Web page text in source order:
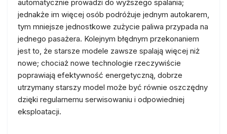
automatycznie prowadzi do wyższego spalania;
jednakże im więcej osób podróżuje jednym autokarem,
tym mniejsze jednostkowe zużycie paliwa przypada na
jednego pasażera. Kolejnym błędnym przekonaniem
jest to, że starsze modele zawsze spalają więcej niż
nowe; chociaż nowe technologie rzeczywiście
poprawiają efektywność energetyczną, dobrze
utrzymany starszy model może być równie oszczędny
dzięki regularnemu serwisowaniu i odpowiedniej
eksploatacji.